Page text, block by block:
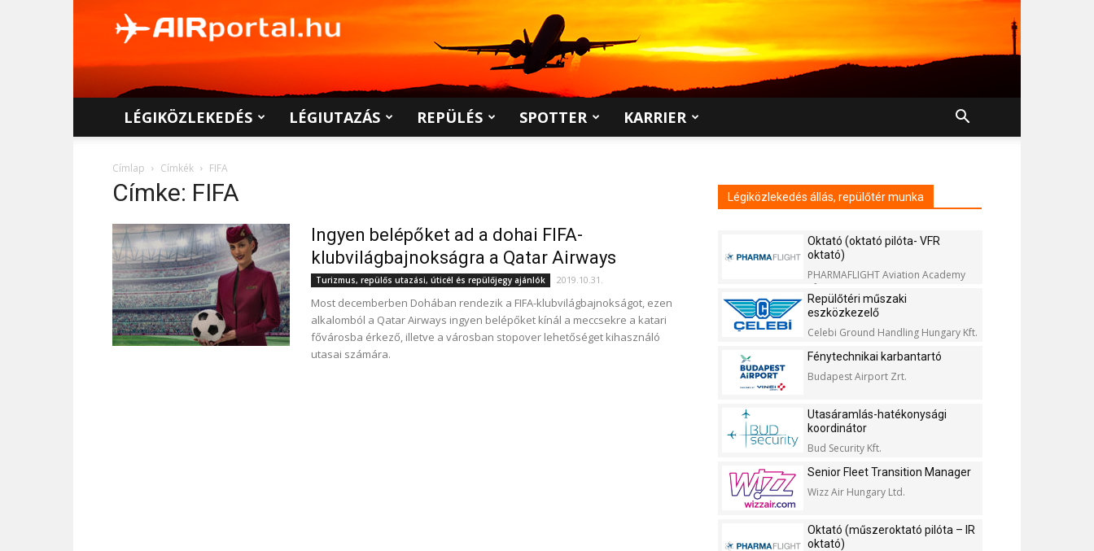
LÉGIKÖZLEKEDÉS LÉGIUTAZÁS REPÜLÉS SPOTTER KARRIER
Címlap Címkék FIFA
Címke: FIFA
Ingyen belépőket ad a dohai FIFA-
klubvilágbajnokságra a Qatar Airways
Turizmus, repülős utazási, úticél és repülőjegy ajánlók 2019.10.31.
Most decemberben Dohában rendezik a FIFA-klubvilágbajnokságot, ezen
alkalomból a Qatar Airways ingyen belépőket kínál a meccsekre a katari
fővárosba érkező, illetve a városban stopover lehetőséget kihasználó
utasai számára.
Légiközlekedés állás, repülőtér munka
Oktató (oktató pilóta- VFR
oktató)
PHARMAFLIGHT Aviation Academy
Kft.
Repülőtéri műszaki
eszközkezelő
Celebi Ground Handling Hungary Kft.
Fénytechnikai karbantartó
Budapest Airport Zrt.
Utasáramlás-hatékonysági
koordinátor
Bud Security Kft.
Senior Fleet Transition Manager
Wizz Air Hungary Ltd.
Oktató (műszeroktató pilóta – IR
oktató)